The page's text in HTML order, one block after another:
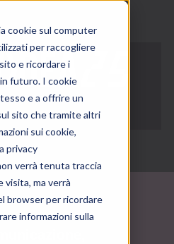
cookie sul computer
per raccogliere
e ricordare i
futuro. I cookie
e a offrire un
sito che tramite altri
sui cookie,
privacy
verrà tenuta traccia
ma verrà
browser per ricordare
informazioni sulla